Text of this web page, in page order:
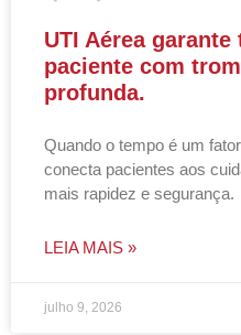
UTI Aérea
paciente com
profunda.
Quando o tempo é um
conecta pacientes aos
mais rapidez e segurança.
LEIA MAIS »
julho 9, 2026